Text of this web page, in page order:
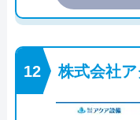
株式会社